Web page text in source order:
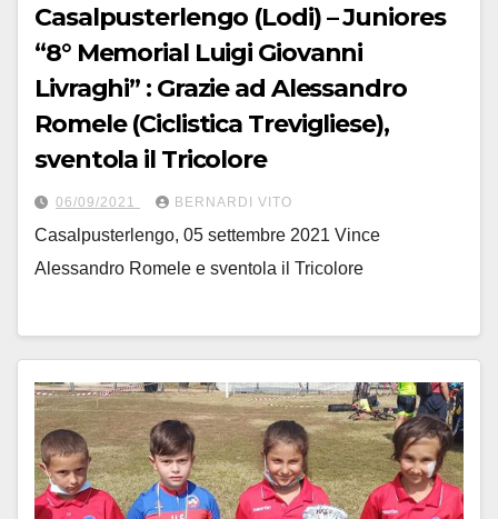
Casalpusterlengo (Lodi) – Juniores
“8° Memorial Luigi Giovanni
Livraghi” : Grazie ad Alessandro
Romele (Ciclistica Trevigliese),
sventola il Tricolore
06/09/2021 BERNARDI VITO
Casalpusterlengo, 05 settembre 2021 Vince
Alessandro Romele e sventola il Tricolore